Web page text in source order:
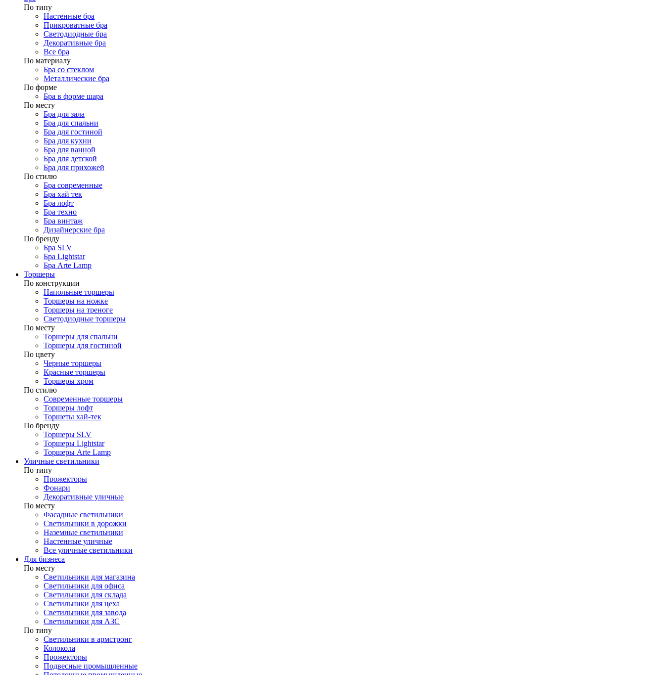
По типу
Настенные бра
Прикроватные бра
Светодиодные бра
Декоративные бра
Все бра
По материалу
Бра со стеклом
Металлические бра
По форме
Бра в форме шара
По месту
Бра для зала
Бра для спальни
Бра для гостиной
Бра для кухни
Бра для ванной
Бра для детской
Бра для прихожей
По стилю
Бра современные
Бра хай тек
Бра лофт
Бра техно
Бра винтаж
Дизайнерские бра
По бренду
Бра SLV
Бра Lightstar
Бра Arte Lamp
Торшеры
По конструкции
Напольные торшеры
Торшеры на ножке
Торшеры на треноге
Светодиодные торшеры
По месту
Торшеры для спальни
Торшеры для гостиной
По цвету
Черные торшеры
Красные торшеры
Торшеры хром
По стилю
Современные торшеры
Торшеры лофт
Торшеты хай-тек
По бренду
Торшеры SLV
Торшеры Lightstar
Торшеры Arte Lamp
Уличные светильники
По типу
Прожекторы
Фонари
Декоративные уличные
По месту
Фасадные светильники
Светильники в дорожки
Наземные светильники
Настенные уличные
Все уличные светильники
Для бизнеса
По месту
Светильники для магазина
Светильники для офиса
Светильники для склада
Светильники для цеха
Светильники для завода
Светильники для АЗС
По типу
Светильники в армстронг
Колокола
Прожекторы
Подвесные промышленные